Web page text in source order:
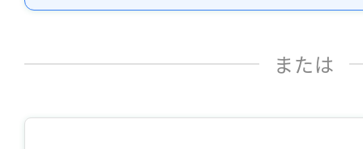
または